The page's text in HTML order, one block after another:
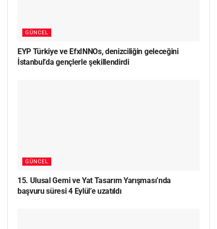
GÜNCEL
EYP Türkiye ve EfxINNOs, denizciliğin geleceğini
İstanbul’da gençlerle şekillendirdi
GÜNCEL
15. Ulusal Gemi ve Yat Tasarım Yarışması’nda
başvuru süresi 4 Eylül’e uzatıldı